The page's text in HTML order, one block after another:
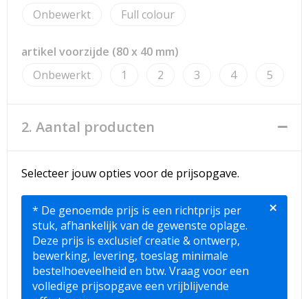
Waterbestendige tassen
Duffeltassen
Autotassen
Goodiebags
Aktetassen
Trolleys
Onbewerkt
Full colour
artikel voorzijde (80 x 40 mm)
Onbewerkt
1 2 3 4 5
2. Aantal producten
Selecteer jouw opties voor de prijsopgave.
* De genoemde prijs is een richtprijs per
stuk, afhankelijk van de gewenste oplage.
Deze prijs is exclusief creatie & ontwerp,
bewerking, levering, toeslag minimale
bestelhoeveelheid en btw. Vraag voor een
volledige prijsopgave een vrijblijvende
×